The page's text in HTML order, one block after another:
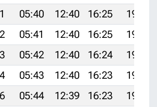
05:40 12:40 16:25
19:30
05:41 12:40 16:25
19:29
05:42 12:40 16:24
19:28
05:43 12:40 16:23
19:26
05:44 12:39 16:23
19:25